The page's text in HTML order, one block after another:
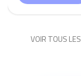
VOIR TOUS